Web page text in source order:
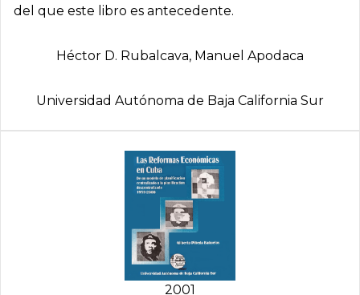
del que este libro es antecedente.
Héctor D. Rubalcava, Manuel Apodaca
Universidad Autónoma de Baja California Sur
2001